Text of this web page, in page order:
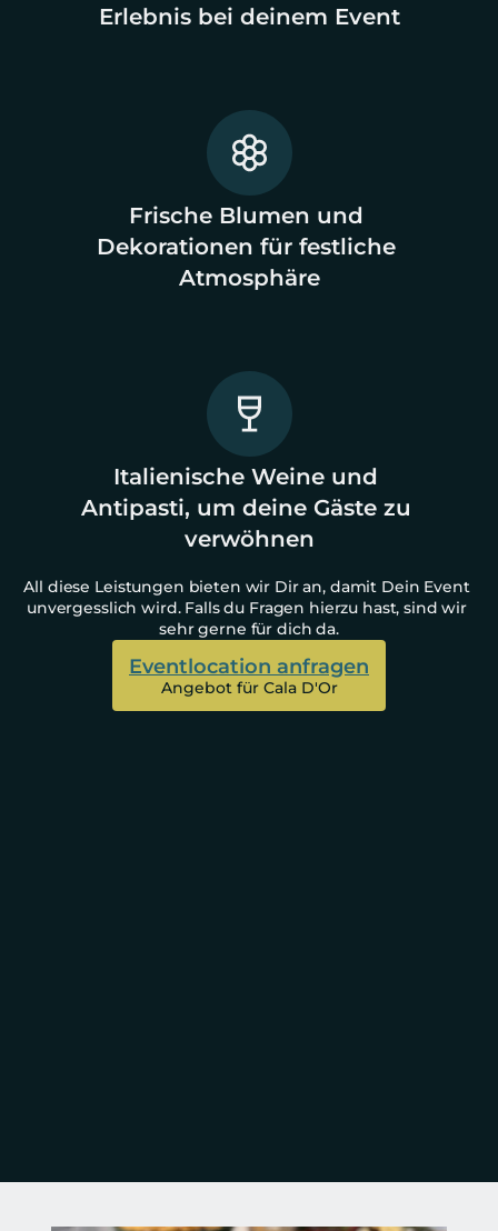
Erlebnis bei deinem Event
Frische Blumen und
Dekorationen für festliche
Atmosphäre
Italienische Weine und
Antipasti, um deine Gäste zu
verwöhnen
All diese Leistungen bieten wir Dir an, damit Dein Event
unvergesslich wird. Falls du Fragen hierzu hast, sind wir
sehr gerne für dich da.
Eventlocation anfragen
Angebot für Cala D'Or